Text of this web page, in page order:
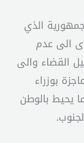
الذي
قد ادى الى عدم
القضاء والى
بوزراء
يحيط بالوطن